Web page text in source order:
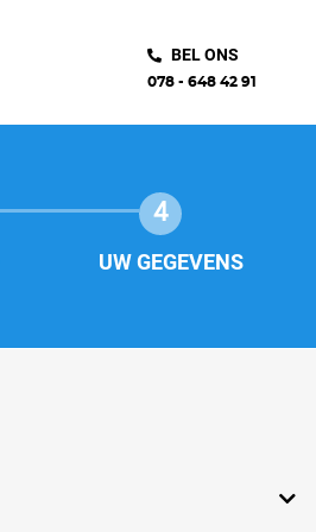
BEL ONS
078 - 648 42 91
4
UW GEGEVENS